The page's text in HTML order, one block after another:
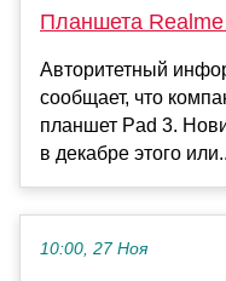
Планшета
Авторитетный
сообщает, что
планшет Pad 3.
в декабре этого
10:00, 27 Ноя